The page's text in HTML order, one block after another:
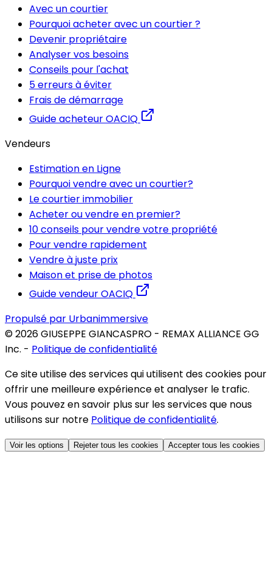
Avec un courtier
Pourquoi acheter avec un courtier ?
Devenir propriétaire
Analyser vos besoins
Conseils pour l'achat
5 erreurs à éviter
Frais de démarrage
Guide acheteur OACIQ
Vendeurs
Estimation en Ligne
Pourquoi vendre avec un courtier?
Le courtier immobilier
Acheter ou vendre en premier?
10 conseils pour vendre votre propriété
Pour vendre rapidement
Vendre à juste prix
Maison et prise de photos
Guide vendeur OACIQ
Propulsé par Urbanimmersive
©2026GIUSEPPE GIANCASPRO - REMAX ALLIANCE GG
Inc. - Politique de confidentialité
Ce site utilise des services qui utilisent des cookies pour
offrir une meilleure expérience et analyser le trafic.
Vous pouvez en savoir plus sur les services que nous
utilisons sur notre Politique de confidentialité.
Voir les options Rejeter tous les cookies Accepter tous les cookies